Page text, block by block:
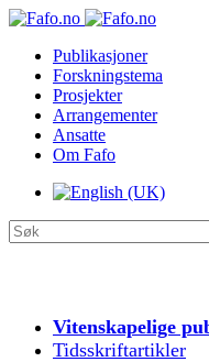
Publikasjoner
Forskningstema
Prosjekter
Arrangementer
Ansatte
Om Fafo
Vitenskapelige
Tidsskriftartikler